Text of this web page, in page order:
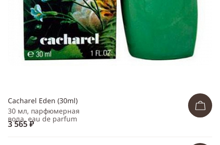
ВКонтакте
Одноклассники
Cacharel Eden (30ml)
30 мл, парфюмерная
вода, eau de parfum
3 565 ₽